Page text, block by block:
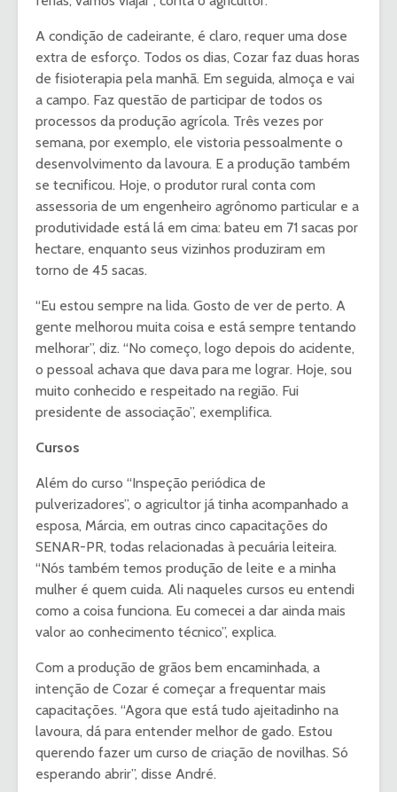
A condição de cadeirante, é claro, requer uma dose
extra de esforço. Todos os dias, Cozar faz duas horas
de fisioterapia pela manhã. Em seguida, almoça e vai
a campo. Faz questão de participar de todos os
processos da produção agrícola. Três vezes por
semana, por exemplo, ele vistoria pessoalmente o
desenvolvimento da lavoura. E a produção também
se tecnificou. Hoje, o produtor rural conta com
assessoria de um engenheiro agrônomo particular e a
produtividade está lá em cima: bateu em 71 sacas por
hectare, enquanto seus vizinhos produziram em
torno de 45 sacas.
“Eu estou sempre na lida. Gosto de ver de perto. A
gente melhorou muita coisa e está sempre tentando
melhorar”, diz. “No começo, logo depois do acidente,
o pessoal achava que dava para me lograr. Hoje, sou
muito conhecido e respeitado na região. Fui
presidente de associação”, exemplifica.
Cursos
Além do curso “Inspeção periódica de
pulverizadores”, o agricultor já tinha acompanhado a
esposa, Márcia, em outras cinco capacitações do
SENAR-PR, todas relacionadas à pecuária leiteira.
“Nós também temos produção de leite e a minha
mulher é quem cuida. Ali naqueles cursos eu entendi
como a coisa funciona. Eu comecei a dar ainda mais
valor ao conhecimento técnico”, explica.
Com a produção de grãos bem encaminhada, a
intenção de Cozar é começar a frequentar mais
capacitações. “Agora que está tudo ajeitadinho na
lavoura, dá para entender melhor de gado. Estou
querendo fazer um curso de criação de novilhas. Só
esperando abrir”, disse André.